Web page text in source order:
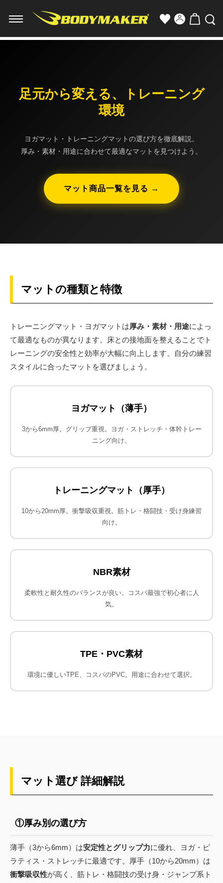
足元から変える、トレーニング
環境
ヨガマット・トレーニングマットの選び方を徹底解説。
厚み・素材・用途に合わせて最適なマットを見つけよう。
マット商品一覧を見る →
マットの種類と特徴
トレーニングマット・ヨガマットは厚み・素材・用途によっ
て最適なものが異なります。床との接地面を整えることでト
レーニングの安全性と効率が大幅に向上します。自分の練習
スタイルに合ったマットを選びましょう。
ヨガマット（薄手）
3から6mm厚。グリップ重視。ヨガ・ストレッチ・体幹トレー
ニング向け。
トレーニングマット（厚手）
10から20mm厚。衝撃吸収重視。筋トレ・格闘技・受け身練習
向け。
NBR素材
柔軟性と耐久性のバランスが良い。コスパ最強で初心者に人
気。
TPE・PVC素材
環境に優しいTPE、コスパのPVC。用途に合わせて選択。
マット選び 詳細解説
①厚み別の選び方
薄手（3から6mm）は安定性とグリップ力に優れ、ヨガ・ピ
ラティス・ストレッチに最適です。厚手（10から20mm）は
衝撃吸収性が高く、筋トレ・格闘技の受け身・ジャンプ系ト